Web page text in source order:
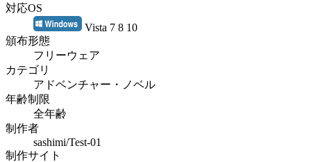
対応OS
Vista 7 8 10
頒布形態
フリーウェア
カテゴリ
アドベンチャー・ノベル
年齢制限
全年齢
制作者
sashimi/Test-01
制作サイト